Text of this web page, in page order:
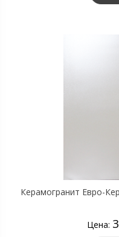
Керамогранит Евро-
Цена: